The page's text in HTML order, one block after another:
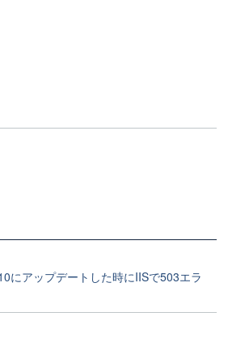
にアップデートした時にIISで503エラ